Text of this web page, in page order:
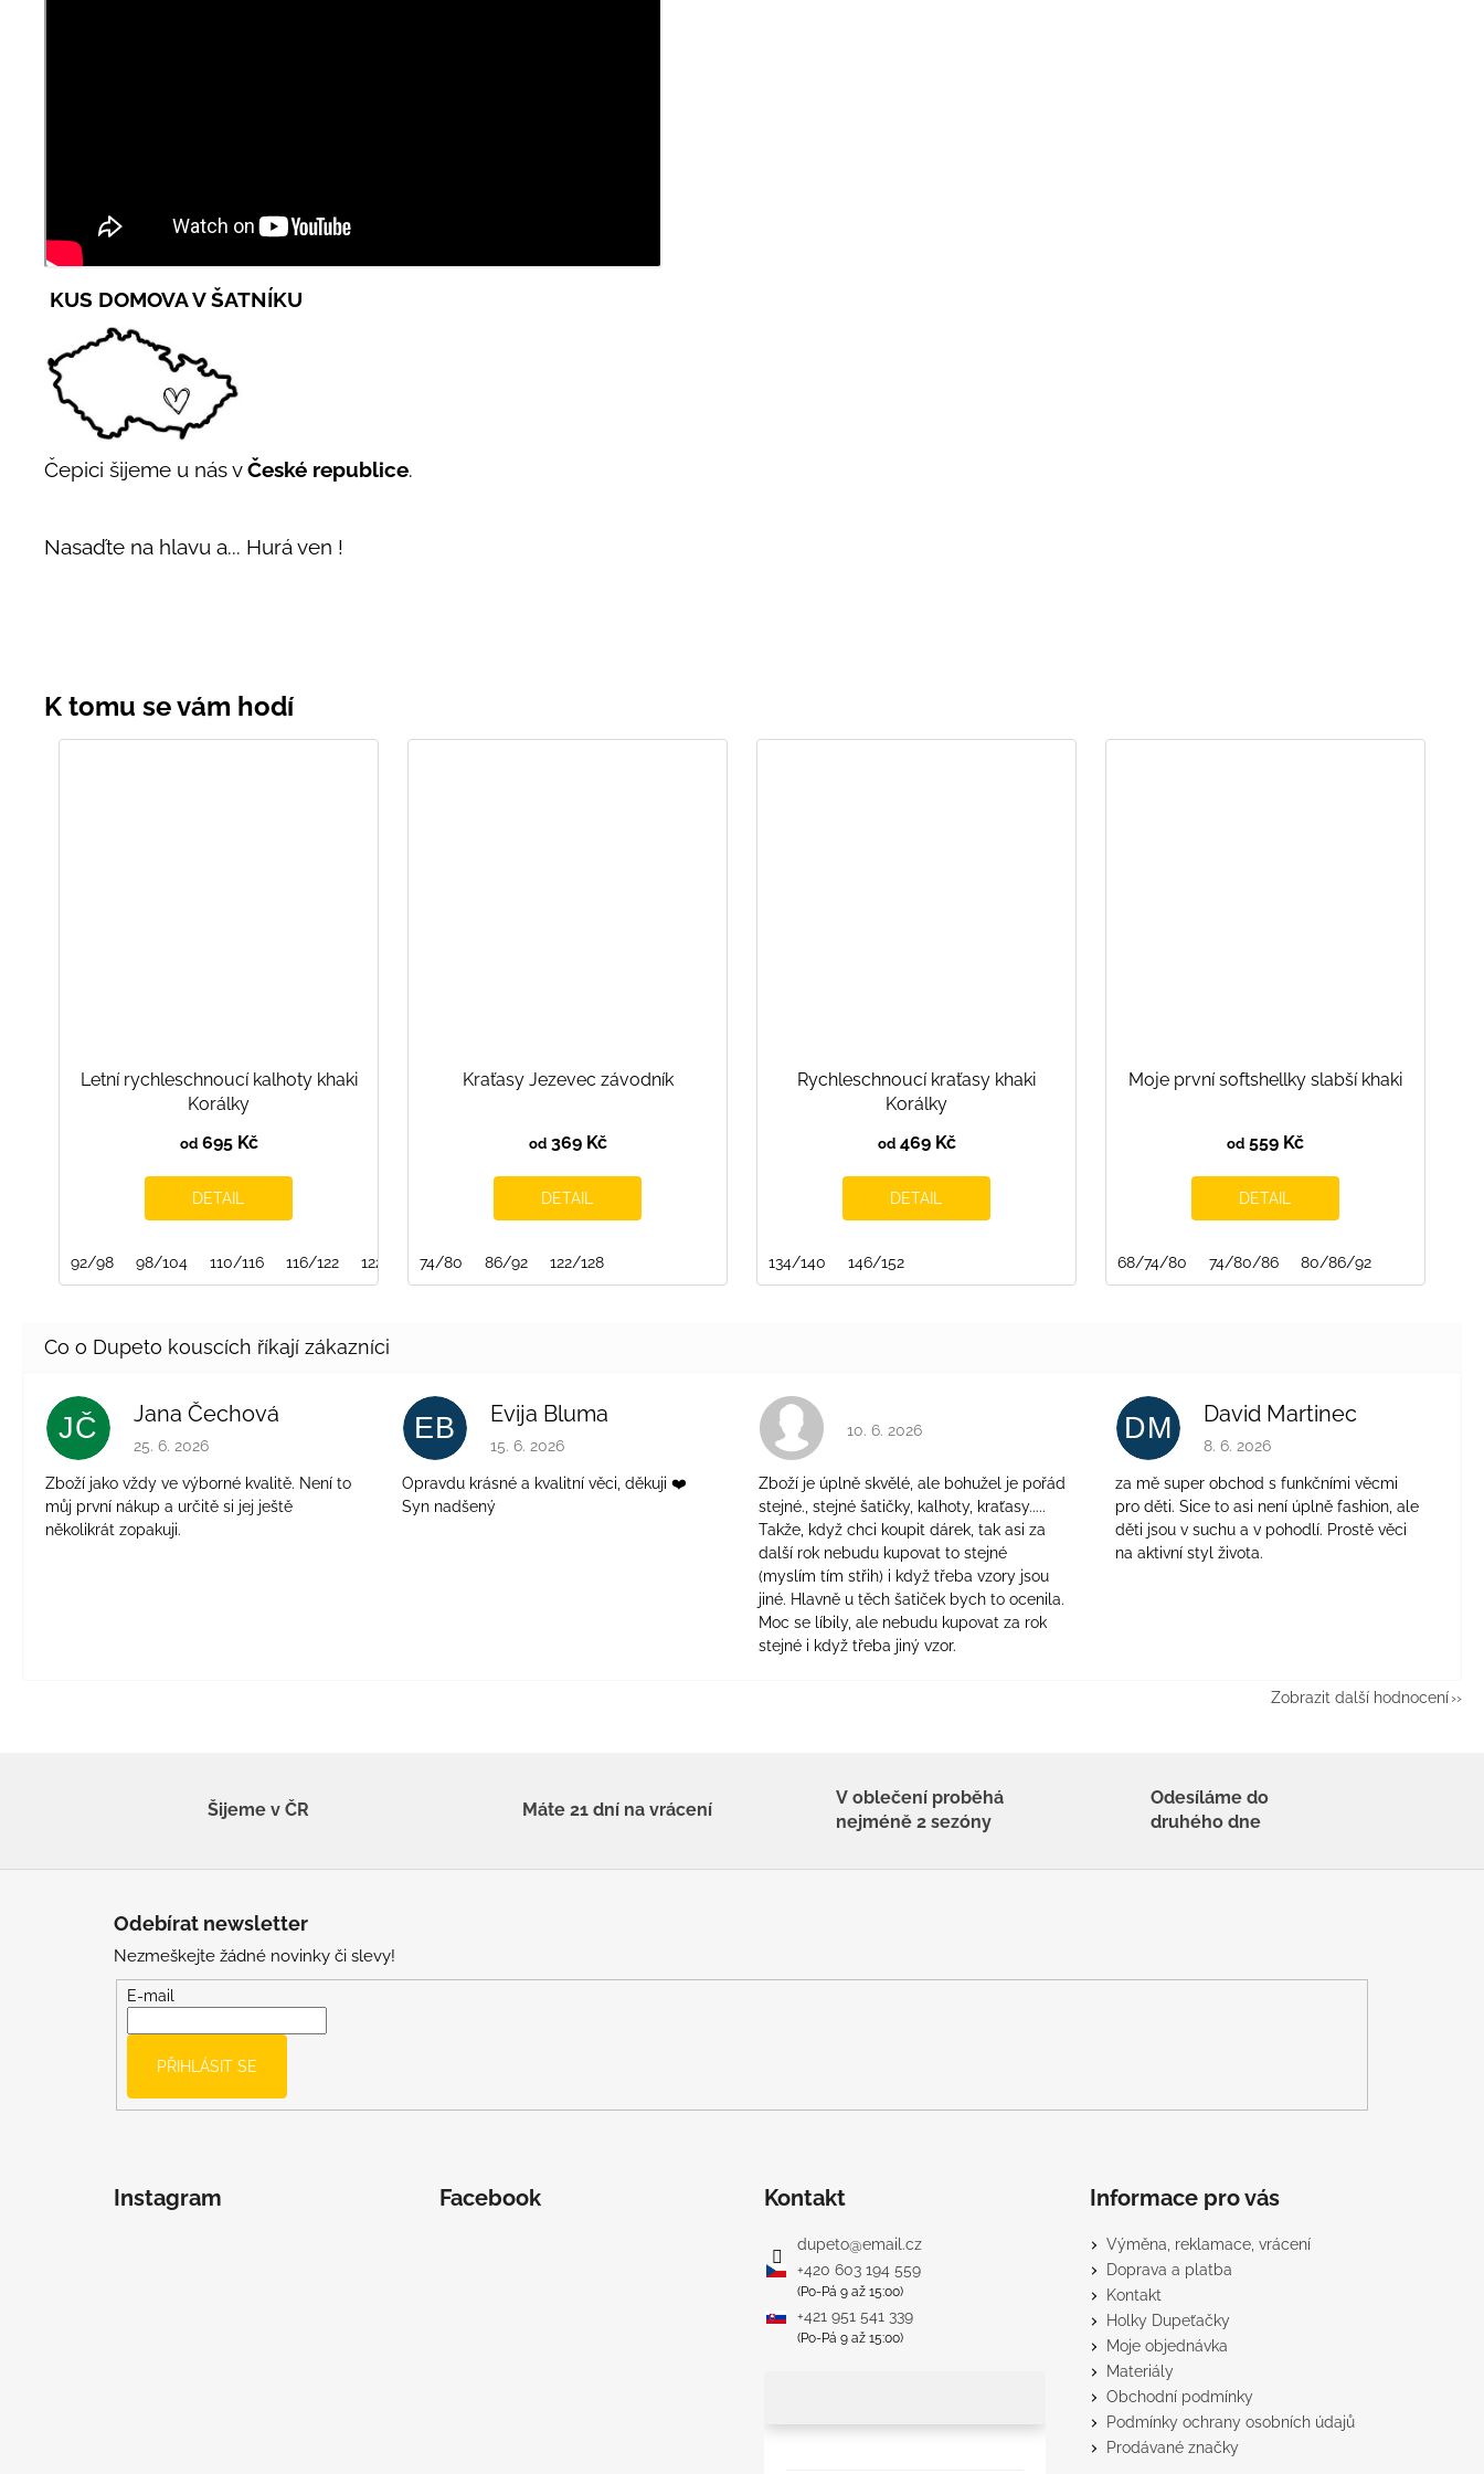
KUS DOMOVA V ŠATNÍKU
Čepici šijeme u nás vČeské republice.
Nasaďte na hlavu a... Hurá ven !
Letní rychleschnoucí kalhoty khaki
Korálky
od695 Kč
DETAIL
92/98 98/104 110/116 116/122 122/128 152/158
Kraťasy Jezevec závodník
od369 Kč
DETAIL
74/80 86/92 122/128
Rychleschnoucí kraťasy khaki
Korálky
od469 Kč
DETAIL
134/140 146/152
Moje první softshellky slabší khaki
od 559 Kč
DETAIL
68/74/80 74/80/86 80/86/92
JČ Jana Čechová
Hodnocení obchodu je 5 z 5 hvězdiček.
25. 6. 2026
Zboží jako vždy ve výborné kvalitě. Není to
můj první nákup a určitě si jej ještě
několikrát zopakuji.
EB Evija Bluma
Hodnocení obchodu je 5 z 5 hvězdiček.
15. 6. 2026
Opravdu krásné a kvalitní věci, děkuji ❤️
Syn nadšený
Hodnocení obchodu je 4 z 5 hvězdiček.
10. 6. 2026
Zboží je úplně skvělé, ale bohužel je pořád
stejné., stejné šatičky, kalhoty, kraťasy.....
Takže, když chci koupit dárek, tak asi za
další rok nebudu kupovat to stejné
(myslím tím střih) i když třeba vzory jsou
jiné. Hlavně u těch šatiček bych to ocenila.
Moc se líbily, ale nebudu kupovat za rok
stejné i když třeba jiný vzor.
DM David Martinec
Hodnocení obchodu je 5 z 5 hvězdiček.
8. 6. 2026
za mě super obchod s funkčními věcmi
pro děti. Sice to asi není úplně fashion, ale
děti jsou v suchu a v pohodlí. Prostě věci
na aktivní styl života.
Zobrazit další hodnocení
Šijeme v ČR Máte 21 dní na vrácení
V oblečení proběhá
nejméně 2 sezóny
Odesíláme do
druhého dne
Odebírat newsletter
Nezmeškejte žádné novinky či slevy!
E-mail
PŘIHLÁSIT SE
Instagram Facebook Kontakt
dupeto@email.cz
+420 603 194 559
(Po-Pá 9 až 15:00)
+421 951 541 339
(Po-Pá 9 až 15:00)
Informace pro vás
Výměna, reklamace, vrácení
Doprava a platba
Kontakt
Holky Dupeťačky
Moje objednávka
Materiály
Obchodní podmínky
Podmínky ochrany osobních údajů
Prodávané značky